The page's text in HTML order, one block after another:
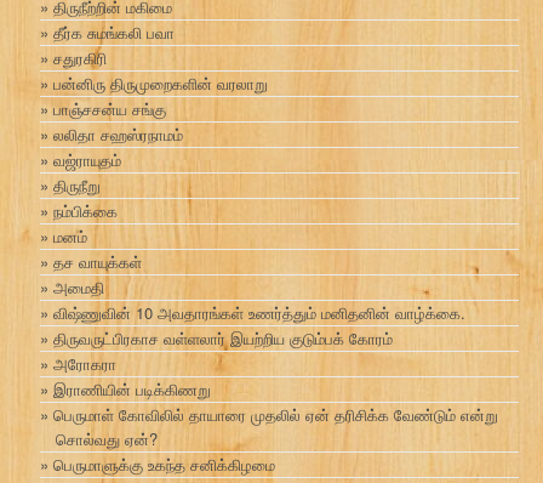
திருநீற்றின் மகிமை
தீர்க சுமங்கலி பவா
சதுரகிரி
பன்னிரு திருமுறைகளின் வரலாறு
பாஞ்சசன்ய சங்கு
லலிதா சஹஸ்ரநாமம்
வஜ்ராயுதம்
திருநீறு
நம்பிக்கை
மனம்
தச வாயுக்கள்
அமைதி
விஷ்ணுவின் 10 அவதாரங்கள் உணர்த்தும் மனிதனின் வாழ்க்கை.
திருவருட்பிரகாச வள்ளலார் இயற்றிய குடும்பக் கோரம்
அரோகரா
இராணியின் படிக்கிணறு
பெருமாள் கோவிலில் தாயாரை முதலில் ஏன் தரிசிக்க வேண்டும் என்று
சொல்வது ஏன்?
பெருமாளுக்கு உகந்த சனிக்கிழமை